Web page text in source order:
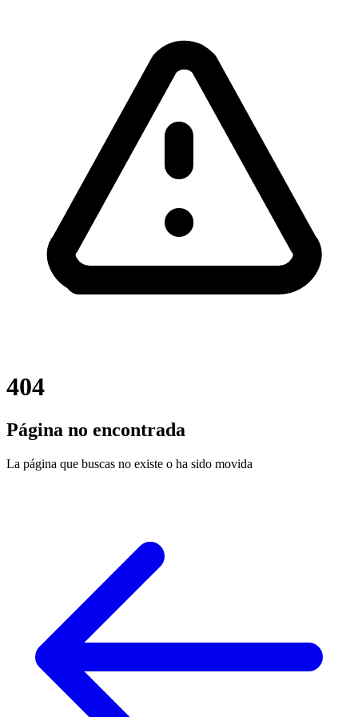
404
Página no encontrada
La página que buscas no existe o ha sido movida